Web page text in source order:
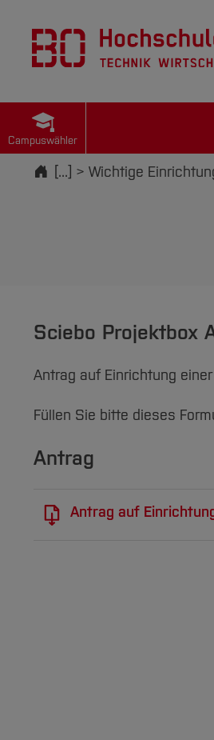
Campuswähler
Startseite
[...] Wichtige
Sciebo Projektbox
Antrag auf Einrichtung einer
Füllen Sie bitte dieses
Antrag
Antrag auf